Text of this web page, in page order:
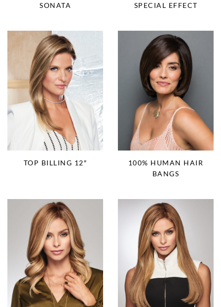
SONATA SPECIAL EFFECT
TOP BILLING 12″
100% HUMAN HAIR
BANGS